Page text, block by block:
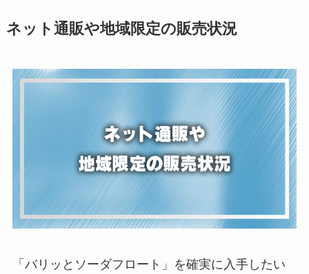
ネット通販や地域限定の販売状況
「バリッとソーダフロート」を確実に入手したい